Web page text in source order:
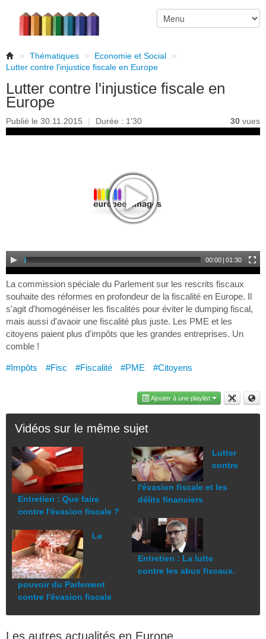
> Thématiques > Economie et Social
>
Lutter contre l'injustice fiscale en Europe
Lutter contre l'injustice fiscale en
Europe
Publié le 30.11.2015 | Durée : 1'30 30 vues
00:00 | 01:30
La commission spéciale du Parlement sur les rescrits fiscaux
souhaite des réformes en profondeur de la fiscalité en Europe. Il
s'agit d'homogénéiser les fiscalités pour éviter le dumping fiscal,
mais aussi d'avaoir une fiscalité plus juste. Les PME et les
citoyens paient plus d'impôts que les grandes entreprises. Un
comble !
#Impôts #Fisc #Fiscalité #PME #Citoyens
Ajouter à une playlist
Vidéos sur le même sujet
Entretien : Que faire
contre l'évasion fiscale ?
Le
pouvoir du Parlement
contre l'évasion fiscale
Lutter
contre
l'évasion fiscale et les
délits financiers
Entretien : La lutte
contre les abus fiscaux.
Les autres actualités en Europe